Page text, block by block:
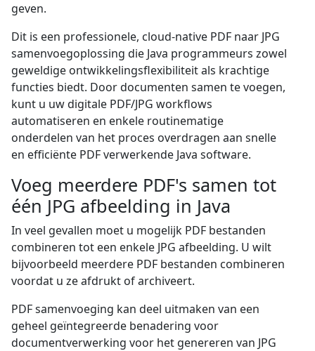
geven.
Dit is een professionele, cloud-native PDF naar JPG
samenvoegoplossing die Java programmeurs zowel
geweldige ontwikkelingsflexibiliteit als krachtige
functies biedt. Door documenten samen te voegen,
kunt u uw digitale PDF/JPG workflows
automatiseren en enkele routinematige
onderdelen van het proces overdragen aan snelle
en efficiënte PDF verwerkende Java software.
Voeg meerdere PDF's samen tot
één JPG afbeelding in Java
In veel gevallen moet u mogelijk PDF bestanden
combineren tot een enkele JPG afbeelding. U wilt
bijvoorbeeld meerdere PDF bestanden combineren
voordat u ze afdrukt of archiveert.
PDF samenvoeging kan deel uitmaken van een
geheel geïntegreerde benadering voor
documentverwerking voor het genereren van JPG